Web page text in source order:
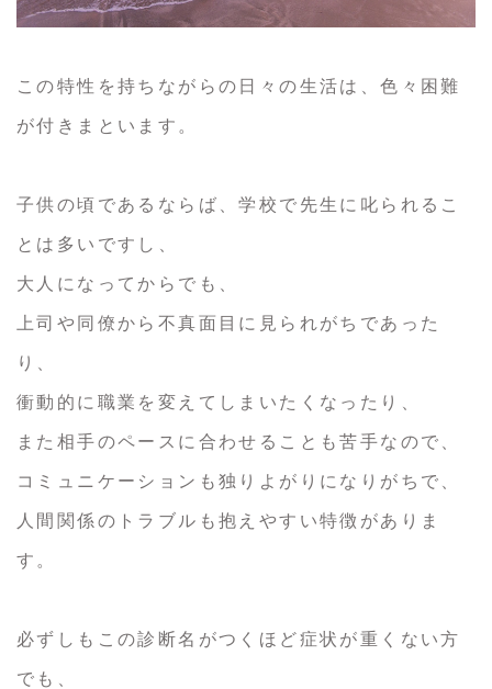
この特性を持ちながらの日々の生活は、色々困難
が付きまといます。
子供の頃であるならば、学校で先生に叱られるこ
とは多いですし、
大人になってからでも、
上司や同僚から不真面目に見られがちであった
り、
衝動的に職業を変えてしまいたくなったり、
また相手のペースに合わせることも苦手なので、
コミュニケーションも独りよがりになりがちで、
人間関係のトラブルも抱えやすい特徴がありま
す。
必ずしもこの診断名がつくほど症状が重くない方
でも、